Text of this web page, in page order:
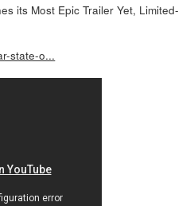
its Most Epic Trailer Yet, Limited-
state-o...